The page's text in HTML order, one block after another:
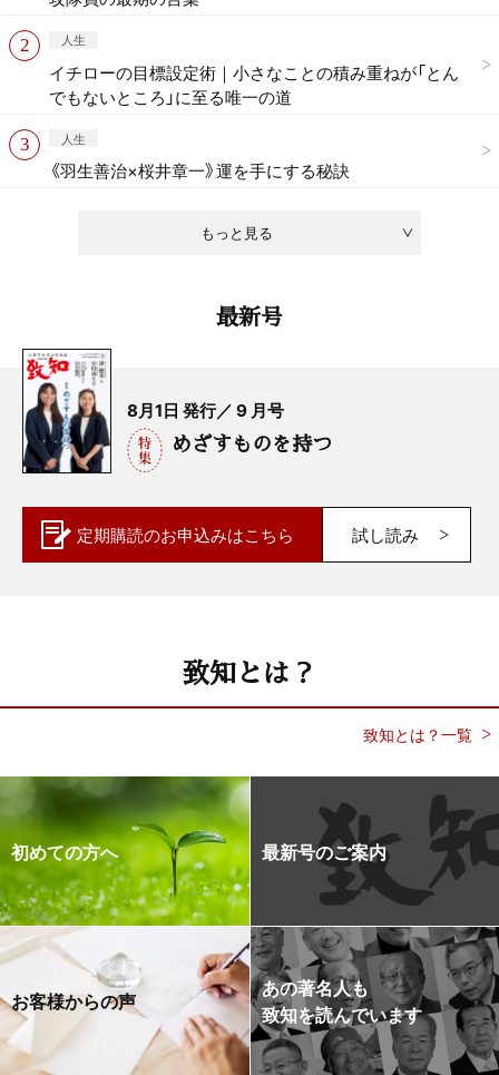
もっと見る
人生
イチローの目標設定術｜小さなことの積み重ねが「とん
でもないところ」に至る唯一の道
人生
《羽生善治×桜井章一》運を手にする秘訣
最新号
8月1日 発行／ 9 月号
めざすものを持つ
定期購読のお申込みはこちら 試し読み
致知とは？
致知とは？一覧
初めての方へ 最新号のご案内
お客様からの声
あの著名人も
致知を読んでいます